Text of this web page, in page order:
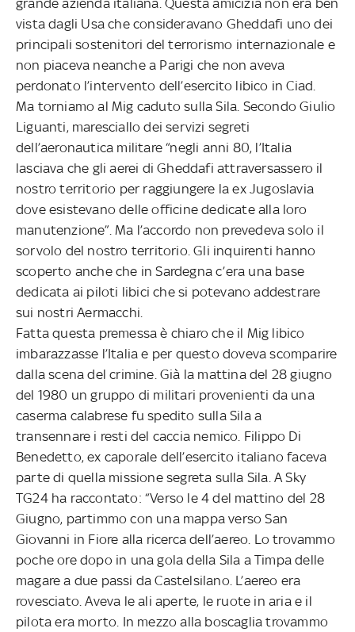
vista dagli Usa che consideravano Gheddafi uno dei
principali sostenitori del terrorismo internazionale e
non piaceva neanche a Parigi che non aveva
perdonato l’intervento dell’esercito libico in Ciad.
Ma torniamo al Mig caduto sulla Sila. Secondo Giulio
Liguanti, maresciallo dei servizi segreti
dell’aeronautica militare “negli anni 80, l’Italia
lasciava che gli aerei di Gheddafi attraversassero il
nostro territorio per raggiungere la ex Jugoslavia
dove esistevano delle officine dedicate alla loro
manutenzione”. Ma l’accordo non prevedeva solo il
sorvolo del nostro territorio. Gli inquirenti hanno
scoperto anche che in Sardegna c’era una base
dedicata ai piloti libici che si potevano addestrare
sui nostri Aermacchi.
Fatta questa premessa è chiaro che il Mig libico
imbarazzasse l’Italia e per questo doveva scomparire
dalla scena del crimine. Già la mattina del 28 giugno
del 1980 un gruppo di militari provenienti da una
caserma calabrese fu spedito sulla Sila a
transennare i resti del caccia nemico. Filippo Di
Benedetto, ex caporale dell’esercito italiano faceva
parte di quella missione segreta sulla Sila. A Sky
TG24 ha raccontato: “Verso le 4 del mattino del 28
Giugno, partimmo con una mappa verso San
Giovanni in Fiore alla ricerca dell’aereo. Lo trovammo
poche ore dopo in una gola della Sila a Timpa delle
magare a due passi da Castelsilano. L’aereo era
rovesciato. Aveva le ali aperte, le ruote in aria e il
pilota era morto. In mezzo alla boscaglia trovammo